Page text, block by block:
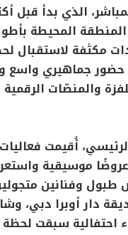
الذي بدأ قبل
المحيطة
مكثفة لاستقبال
حضور جماهيري واسع
والمنصّات الرقمية
أُقيمت
موسيقية
طبول وفنانين
دار أوبرا دبي،
احتفالية سبقت